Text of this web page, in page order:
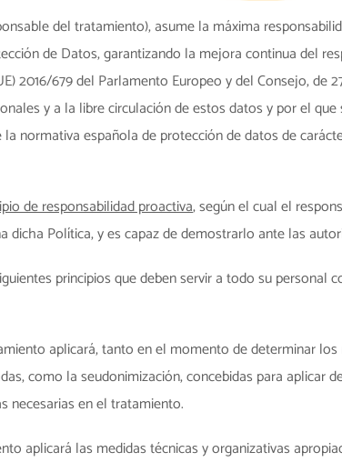
del tratamiento), asume la máxima
de Datos, garantizando la mejora continua del
2016/679 del Parlamento Europeo y del Consejo, de
y a la libre circulación de estos datos y por el
normativa española de protección de datos de
de responsabilidad proactiva, según el cual el
Política, y es capaz de demostrarlo ante las
principios que deben servir a todo su
aplicará, tanto en el momento de determinar
como la seudonimización, concebidas para aplicar
necesarias en el tratamiento.
aplicará las medidas técnicas y organizativas